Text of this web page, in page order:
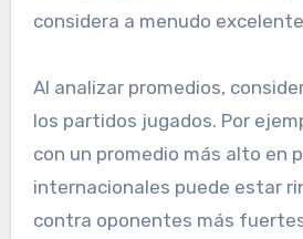
considera a menudo
Al analizar promedios,
los partidos jugados. Por
con un promedio más alto en
internacionales puede estar
contra oponentes más